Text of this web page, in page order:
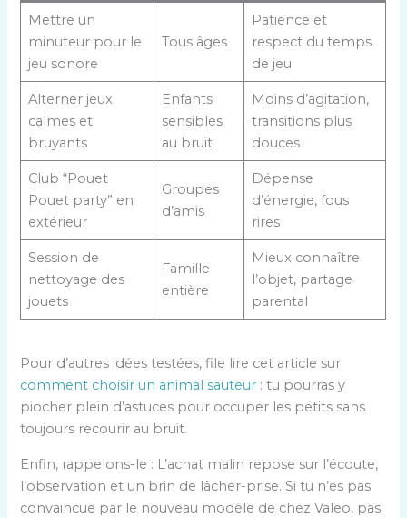
Mettre un
minuteur pour le
jeu sonore
Tous âges
Patience et
respect du temps
de jeu
Alterner jeux
calmes et
bruyants
Enfants
sensibles
au bruit
Moins d’agitation,
transitions plus
douces
Club “Pouet
Pouet party” en
extérieur
Groupes
d’amis
Dépense
d’énergie, fous
rires
Session de
nettoyage des
jouets
Famille
entière
Mieux connaître
l’objet, partage
parental
Pour d’autres idées testées, file lire cet article sur
comment choisir un animal sauteur : tu pourras y
piocher plein d’astuces pour occuper les petits sans
toujours recourir au bruit.
Enfin, rappelons-le : L’achat malin repose sur l’écoute,
l’observation et un brin de lâcher-prise. Si tu n’es pas
convaincue par le nouveau modèle de chez Valeo, pas